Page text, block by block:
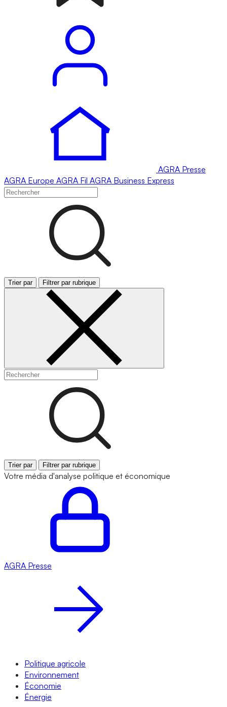
AGRA Presse
AGRA Europe AGRA Fil AGRA Business Express
Trier par Filtrer par rubrique
Trier par Filtrer par rubrique
Votre média d'analyse politique et économique
AGRA Presse
Politique agricole
Environnement
Économie
Énergie